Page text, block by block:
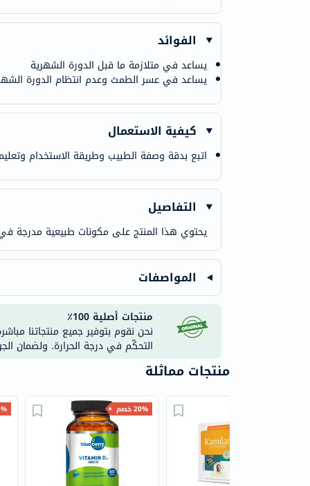
الفوائد
يساعد في متلازمة ما قبل الدورة الشهرية
يساعد في عسر الطمث وعدم انتظام الدورة
كيفية الاستعمال
اتبع بدقة وصفة الطبيب وطريقة الاستخدام
التفاصيل
يحتوي هذا المنتج على مكونات طبيعية مدرجة في
المواصفات
منتجات أصلية 100٪
نحن نقوم بتوفير جميع منتجاتنا
التحكّم في درجة الحرارة. ولضمان
منتجات مماثلة
20% خصم